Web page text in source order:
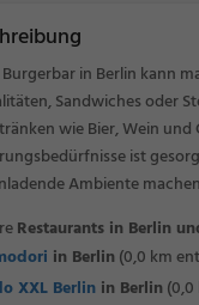
in Berlin kann
Sandwiches oder
wie Bier, Wein
ist
Ambiente
Restaurants in Berlin
in Berlin (0,0 km
XXL Berlin in Berlin